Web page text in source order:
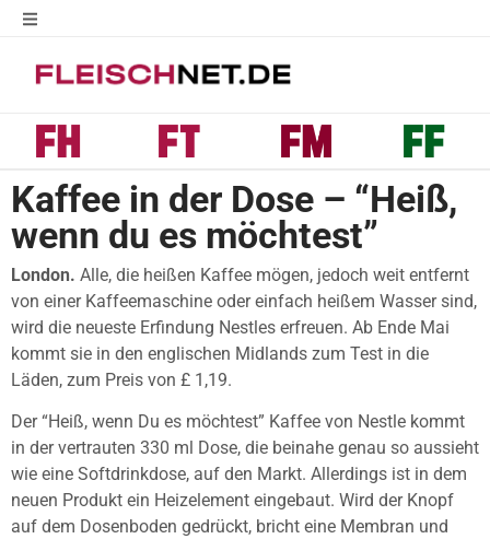
Kaffee in der Dose – “Heiß,
wenn du es möchtest”
London. Alle, die heißen Kaffee mögen, jedoch weit entfernt
von einer Kaffeemaschine oder einfach heißem Wasser sind,
wird die neueste Erfindung Nestles erfreuen. Ab Ende Mai
kommt sie in den englischen Midlands zum Test in die
Läden, zum Preis von £ 1,19.
Der “Heiß, wenn Du es möchtest” Kaffee von Nestle kommt
in der vertrauten 330 ml Dose, die beinahe genau so aussieht
wie eine Softdrinkdose, auf den Markt. Allerdings ist in dem
neuen Produkt ein Heizelement eingebaut. Wird der Knopf
auf dem Dosenboden gedrückt, bricht eine Membran und